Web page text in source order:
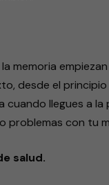
memoria
desde el principio
llegues a la
problemas con tu
salud.